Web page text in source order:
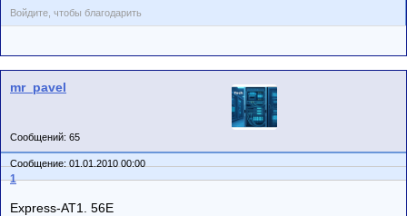
Войдите, чтобы благодарить
mr_pavel
Сообщений: 65
Сообщение: 01.01.2010 00:00
1
Express-AT1. 56E